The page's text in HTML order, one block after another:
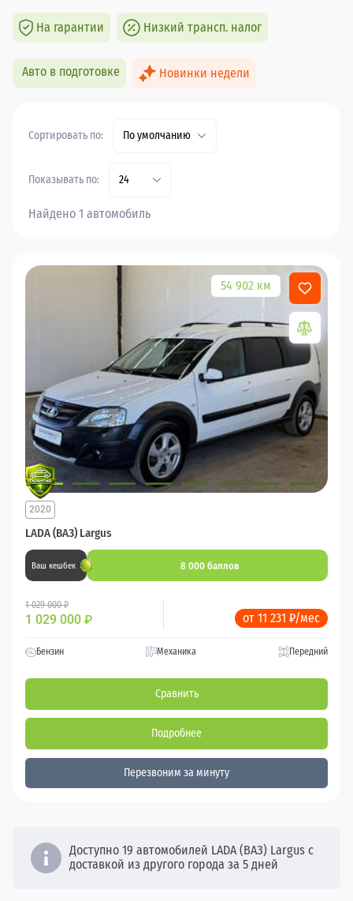
На гарантии Низкий трансп. налог
Авто в подготовке Новинки недели
Сортировать по: По умолчанию
Показывать по: 24
Найдено 1 автомобиль
54 902 км
LADA (ВАЗ) Largus
2020
Ваш кешбек 8 000 баллов
1 029 000 ₽
1 029 000 ₽ от 11 231 ₽/мес
Бензин Механика Передний
Сравнить
Подробнее
Перезвоним за минуту
Доступно 19 автомобилей LADA (ВАЗ) Largus с
доставкой из другого города за 5 дней